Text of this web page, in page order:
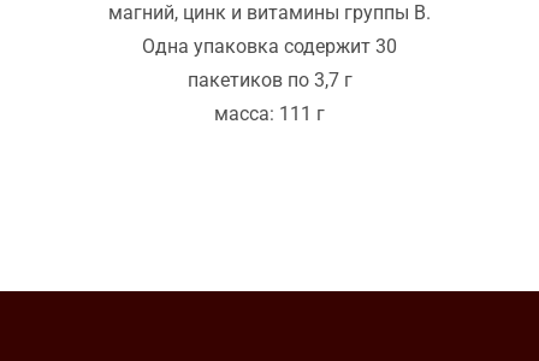
магний, цинк и витамины группы В.
Одна упаковка содержит 30
пакетиков по 3,7 г
масса: 111 г